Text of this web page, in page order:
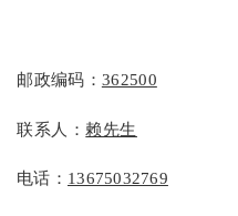
邮政编码： 362500
联系人： 赖先生
电话： 13675032769